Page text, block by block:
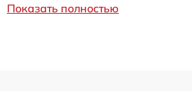
Показать полностью